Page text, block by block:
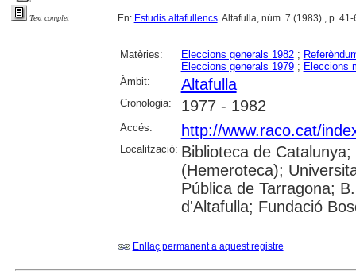
Text complet En: Estudis altafullencs. Altafulla, núm. 7 (1983) , p. 41-
Matèries: Eleccions generals 1982;
Eleccions generals 1979; Eleccions
Àmbit:
Altafulla
Cronologia: 1977 - 1982
Accés: http://www.raco.cat/
Localització: Biblioteca de
(Hemeroteca);
Pública de Tarragona;
d'Altafulla; Fundació
Enllaç permanent a aquest registre